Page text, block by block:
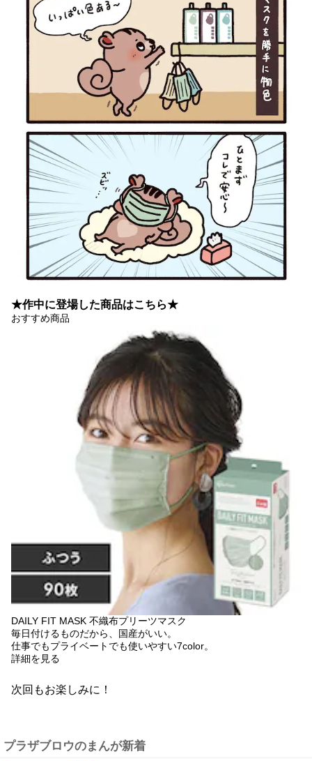
★作中に登場した商品はこちら★
おすすめ商品
DAILY FIT MASK 不織布プリーツマスク
毎日付けるものだから、国産がいい。
仕事でもプライベートでも使いやすい7color。
詳細を見る
次回もお楽しみに！
プラザブロウのまんが新着